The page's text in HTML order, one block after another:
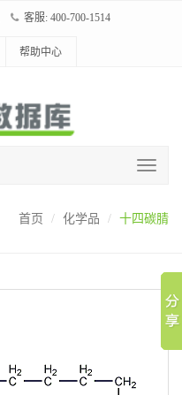
客服: 400-700-1514
帮助中心
首页 化学品 十四碳腈